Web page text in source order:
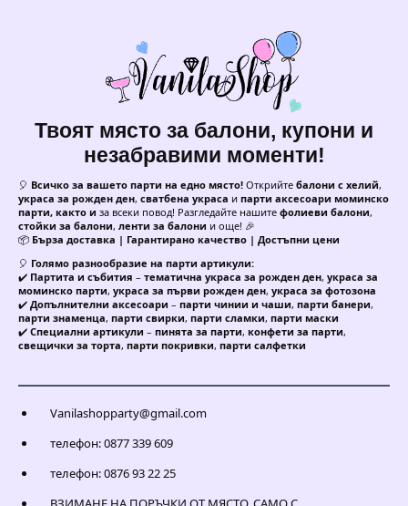
Твоят място за балони, купони и
незабравими моменти!
🎈 Всичко за вашето парти на едно място! Открийте балони с хелий,
украса за рожден ден, сватбена украса и парти аксесоари моминско
парти, както и за всеки повод! Разгледайте нашите фолиеви балони,
стойки за балони, ленти за балони и още! 🎉
📦 Бърза доставка | Гарантирано качество | Достъпни цени
🎈 Голямо разнообразие на парти артикули:
✔️ Партита и събития – тематична украса за рожден ден, украса за
моминско парти, украса за първи рожден ден, украса за фотозона
✔️ Допълнителни аксесоари – парти чинии и чаши, парти банери,
парти знаменца, парти свирки, парти сламки, парти маски
✔️ Специални артикули – пинята за парти, конфети за парти,
свещички за торта, парти покривки, парти салфетки
Vanilashopparty@gmail.com
телефон: 0877 339 609
телефон: 0876 93 22 25